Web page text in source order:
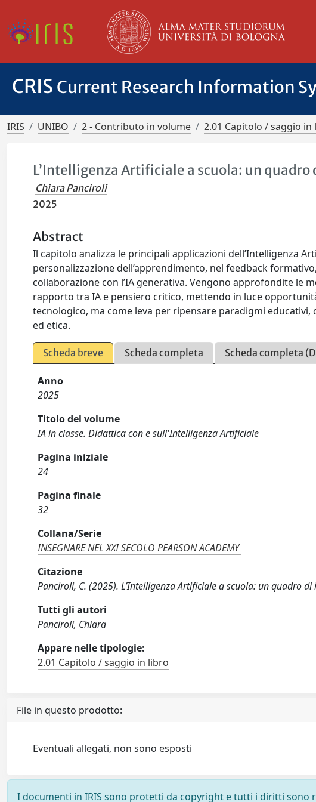
CRIS Current Research Information
IRIS UNIBO 2 - Contributo in volume 2.01 Capitolo / saggio in
L’Intelligenza Artificiale a scuola: un quadro
Chiara Panciroli
2025
Abstract
Il capitolo analizza le principali applicazioni dell’Intelligenza
personalizzazione dell’apprendimento, nel feedback
collaborazione con l’IA generativa. Vengono approfondite le
rapporto tra IA e pensiero critico, mettendo in luce
tecnologico, ma come leva per ripensare paradigmi
ed etica.
Scheda breve Scheda completa Scheda completa
Anno
2025
Titolo del volume
IA in classe. Didattica con e sull'Intelligenza Artificiale
Pagina iniziale
24
Pagina finale
32
Collana/Serie
INSEGNARE NEL XXI SECOLO PEARSON ACADEMY
Citazione
Panciroli, C. (2025). L’Intelligenza Artificiale a scuola: un quadro
Tutti gli autori
Panciroli, Chiara
Appare nelle tipologie:
2.01 Capitolo / saggio in libro
File in questo prodotto:
Eventuali allegati, non sono esposti
I documenti in IRIS sono protetti da copyright e tutti i diritti sono